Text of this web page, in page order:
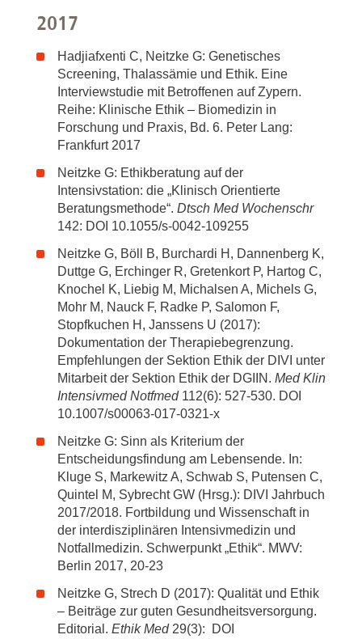
2017
Hadjiafxenti C, Neitzke G: Genetisches
Screening, Thalassämie und Ethik. Eine
Interviewstudie mit Betroffenen auf Zypern.
Reihe: Klinische Ethik – Biomedizin in
Forschung und Praxis, Bd. 6. Peter Lang:
Frankfurt 2017
Neitzke G: Ethikberatung auf der
Intensivstation: die „Klinisch Orientierte
Beratungsmethode“. Dtsch Med Wochenschr
142: DOI 10.1055/s-0042-109255
Neitzke G, Böll B, Burchardi H, Dannenberg K,
Duttge G, Erchinger R, Gretenkort P, Hartog C,
Knochel K, Liebig M, Michalsen A, Michels G,
Mohr M, Nauck F, Radke P, Salomon F,
Stopfkuchen H, Janssens U (2017):
Dokumentation der Therapiebegrenzung.
Empfehlungen der Sektion Ethik der DIVI unter
Mitarbeit der Sektion Ethik der DGIIN. Med Klin
Intensivmed Notfmed112(6): 527-530. DOI
10.1007/s00063-017-0321-x
Neitzke G: Sinn als Kriterium der
Entscheidungsfindung am Lebensende. In:
Kluge S, Markewitz A, Schwab S, Putensen C,
Quintel M, Sybrecht GW (Hrsg.): DIVI Jahrbuch
2017/2018. Fortbildung und Wissenschaft in
der interdisziplinären Intensivmedizin und
Notfallmedizin. Schwerpunkt „Ethik“. MWV:
Berlin 2017, 20-23
Neitzke G, Strech D (2017): Qualität und Ethik
– Beiträge zur guten Gesundheitsversorgung.
Editorial. Ethik Med29(3): DOI